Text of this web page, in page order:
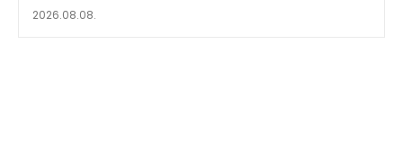
2026.08.08.